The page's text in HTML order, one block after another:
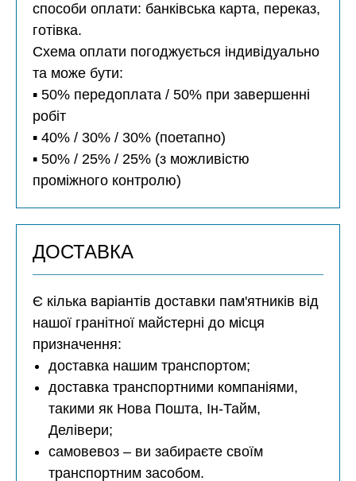
способи оплати: банківська карта, переказ,
готівка.
Схема оплати погоджується індивідуально
та може бути:
▪️ 50% передоплата / 50% при завершенні
робіт
▪️ 40% / 30% / 30% (поетапно)
▪️ 50% / 25% / 25% (з можливістю
проміжного контролю)
ДОСТАВКА
Є кілька варіантів доставки пам'ятників від
нашої гранітної майстерні до місця
призначення:
доставка нашим транспортом;
доставка транспортними компаніями,
такими як Нова Пошта, Ін-Тайм,
Делівери;
самовевоз – ви забираєте своїм
транспортним засобом.